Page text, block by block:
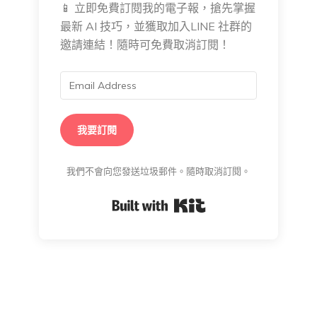
📱 立即免費訂閱我的電子報，搶先掌握
最新 AI 技巧，並獲取加入LINE 社群的
邀請連結！隨時可免費取消訂閱！
我要訂閱
我們不會向您發送垃圾郵件。隨時取消訂閱。